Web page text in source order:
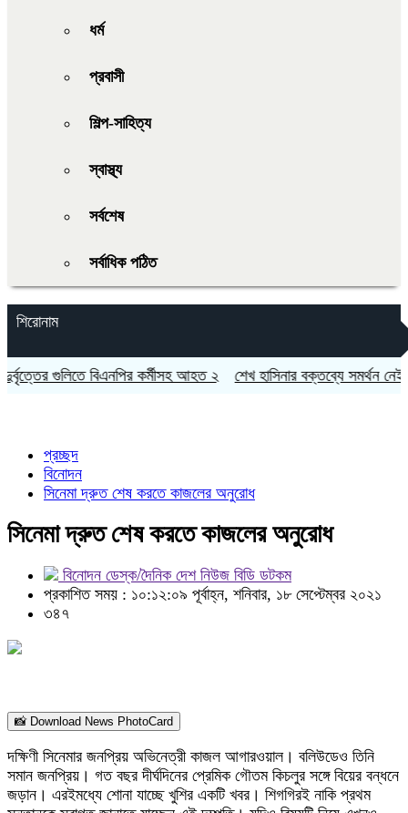
ধর্ম
প্রবাসী
শিল্প-সাহিত্য
স্বাস্থ্য
সর্বশেষ
সর্বাধিক পঠিত
শিরোনাম
গুলিতে বিএনপির কর্মীসহ আহত ২ শেখ হাসিনার বক্তব্যে সমর্থন নেই
প্রচ্ছদ
বিনোদন
সিনেমা ‌দ্রুত শেষ করতে কাজলের অনুরোধ
সিনেমা ‌দ্রুত শেষ করতে কাজলের অনুরোধ
বিনোদন ডেস্ক/দৈনিক দেশ নিউজ বিডি ডটকম
প্রকাশিত সময় : ১০:১২:০৯ পূর্বাহ্ন, শনিবার, ১৮ সেপ্টেম্বর ২০২১
৩৪৭
📸 Download News PhotoCard
দক্ষিণী সিনেমার জনপ্রিয় অভিনেত্রী কাজল আগারওয়াল। বলিউডেও তিনি
সমান জনপ্রিয়। গত বছর দীর্ঘদিনের প্রেমিক গৌতম কিচলুর সঙ্গে বিয়ের বন্ধনে
জড়ান। এরইমধ্যে শোনা যাচ্ছে খুশির একটি খবর। শিগগিরই নাকি প্রথম